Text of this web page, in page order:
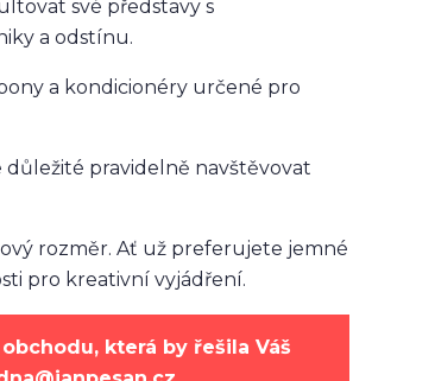
své představy s
a odstínu.
a kondicionéry určené pro
pravidelně navštěvovat
rozměr. Ať už preferujete jemné
pro kreativní vyjádření.
která by řešila Váš